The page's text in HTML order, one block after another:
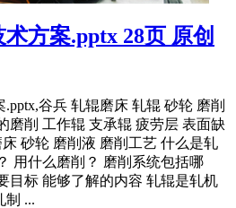
方案.pptx 28页 原创
谷兵 轧辊磨床 轧辊 砂轮 磨削
削 工作辊 支承辊 疲劳层 表面缺
砂轮 磨削液 磨削工艺 什么是轧
用什么磨削？ 磨削系统包括哪
目标 能够了解的内容 轧辊是轧机
制 ...